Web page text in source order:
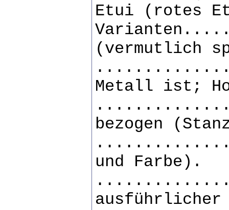
Etui (rotes
(vermutlich
Metall ist;
bezogen
und Farbe).
ausführlicher